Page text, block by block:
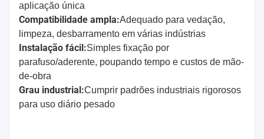
aplicação única
Compatibilidade ampla:Adequado para vedação,
limpeza, desbarramento em várias indústrias
Instalação fácil:Simples fixação por
parafuso/aderente, poupando tempo e custos de mão-
de-obra
Grau industrial:Cumprir padrões industriais rigorosos
para uso diário pesado